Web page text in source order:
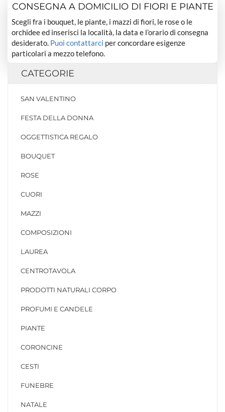
CONSEGNA A DOMICILIO DI FIORI E PIANTE
Scegli fra i bouquet, le piante, i mazzi di fiori, le rose o le
orchidee ed inserisci la località, la data e l’orario di consegna
desiderato. Puoi contattarci per concordare esigenze
particolari a mezzo telefono.
CATEGORIE
SAN VALENTINO
FESTA DELLA DONNA
OGGETTISTICA REGALO
BOUQUET
ROSE
CUORI
MAZZI
COMPOSIZIONI
LAUREA
CENTROTAVOLA
PRODOTTI NATURALI CORPO
PROFUMI E CANDELE
PIANTE
CORONCINE
CESTI
FUNEBRE
NATALE